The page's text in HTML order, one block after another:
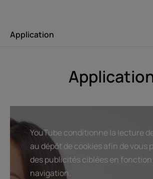
Avantage de la texture
Mousse fine et onctueuse.
Senteur du contenu
Parfum frais acidulé aux huiles essentielles.
*En France
*Selon test OCDE301B.
Application
YouTube conditionne la lecture
au dépôt de cookies afin de vous
des publicités ciblées en
navigation.